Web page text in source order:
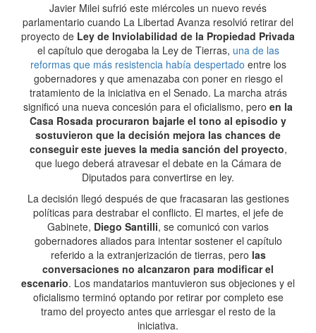
Javier Milei sufrió este miércoles un nuevo revés
parlamentario cuando La Libertad Avanza resolvió retirar del
proyecto de Ley de Inviolabilidad de la Propiedad Privada
el capítulo que derogaba la Ley de Tierras, una de las
reformas que más resistencia había despertado entre los
gobernadores y que amenazaba con poner en riesgo el
tratamiento de la iniciativa en el Senado. La marcha atrás
significó una nueva concesión para el oficialismo, pero en la
Casa Rosada procuraron bajarle el tono al episodio y
sostuvieron que la decisión mejora las chances de
conseguir este jueves la media sanción del proyecto,
que luego deberá atravesar el debate en la Cámara de
Diputados para convertirse en ley.
La decisión llegó después de que fracasaran las gestiones
políticas para destrabar el conflicto. El martes, el jefe de
Gabinete, Diego Santilli, se comunicó con varios
gobernadores aliados para intentar sostener el capítulo
referido a la extranjerización de tierras, pero las
conversaciones no alcanzaron para modificar el
escenario. Los mandatarios mantuvieron sus objeciones y el
oficialismo terminó optando por retirar por completo ese
tramo del proyecto antes que arriesgar el resto de la
iniciativa.